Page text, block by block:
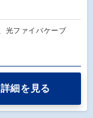
光ファイバケーブ
詳細を見る